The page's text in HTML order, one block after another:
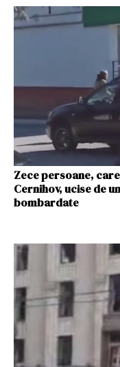
Zece persoane,
Cernihov, ucise de
bombardate